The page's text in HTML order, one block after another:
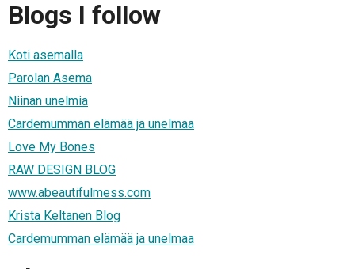
Blogs I follow
Koti asemalla
Parolan Asema
Niinan unelmia
Cardemumman elämää ja unelmaa
Love My Bones
RAW DESIGN BLOG
www.abeautifulmess.com
Krista Keltanen Blog
Cardemumman elämää ja unelmaa